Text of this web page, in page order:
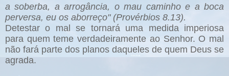
a soberba, a arrogância, o mau caminho e a boca
perversa, eu os aborreço" (Provérbios 8.13).
Detestar o mal se tornará uma medida imperiosa
para quem teme verdadeiramente ao Senhor. O mal
não fará parte dos planos daqueles de quem Deus se
agrada.